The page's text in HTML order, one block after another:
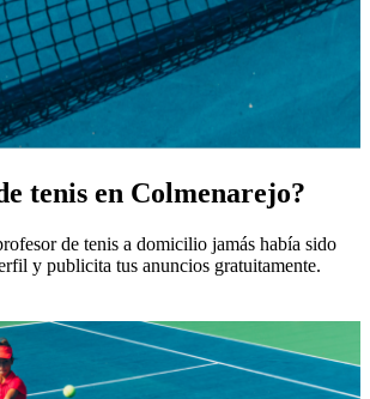
tenis en Colmenarejo?
de tenis a domicilio jamás había sido
y publicita tus anuncios gratuitamente.